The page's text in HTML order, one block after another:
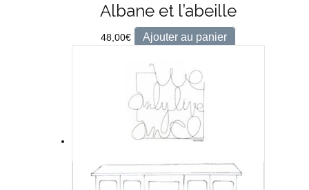
Albane et l’abeille
48,00€ Ajouter au panier